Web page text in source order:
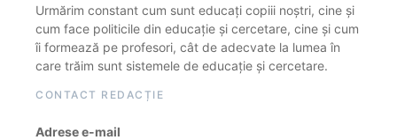
Urmărim constant cum sunt educați copiii noștri, cine și
cum face politicile din educație și cercetare, cine și cum
îi formează pe profesori, cât de adecvate la lumea în
care trăim sunt sistemele de educație și cercetare.
CONTACT REDACȚIE
Adrese e-mail